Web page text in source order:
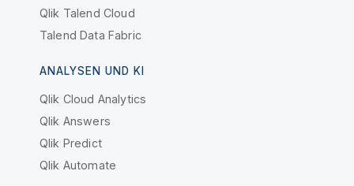
Qlik Talend Cloud
Talend Data Fabric
ANALYSEN UND KI
Qlik Cloud Analytics
Qlik Answers
Qlik Predict
Qlik Automate